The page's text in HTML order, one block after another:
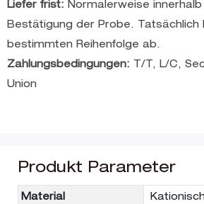
Liefer frist: Normalerweise
Bestätigung der Probe. Tatsächlich
bestimmten Reihenfolge ab.
Zahlungsbedingungen:
T/T, L/C,
Union
Produkt Parameter
Material